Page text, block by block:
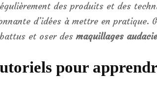
des produits et des
d’idées à mettre en pratique.
et oser desmaquillages
pour